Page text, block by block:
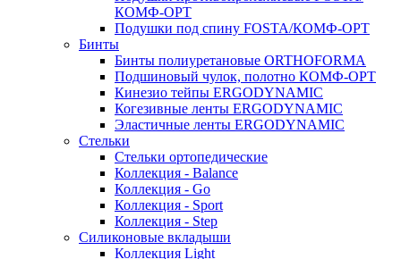
КОМФ-ОРТ
Подушки под спину FOSTA/КОМФ-ОРТ
Бинты
Бинты полиуретановые ORTHOFORMA
Подшиновый чулок, полотно КОМФ-ОРТ
Кинезио тейпы ERGODYNAMIC
Когезивные ленты ERGODYNAMIC
Эластичные ленты ERGODYNAMIC
Стельки
Стельки ортопедические
Коллекция - Balance
Коллекция - Go
Коллекция - Sport
Коллекция - Step
Силиконовые вкладыши
Коллекция Light